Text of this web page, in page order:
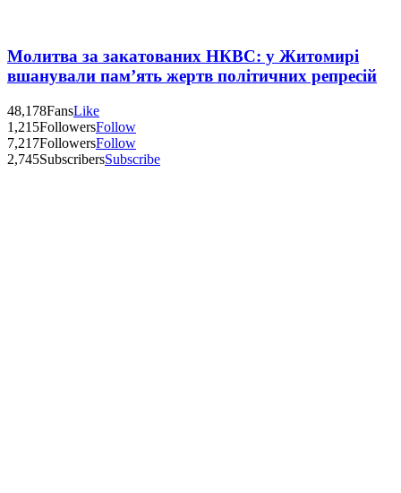
Молитва за закатованих НКВС: у Житомирі
вшанували пам’ять жертв політичних репресій
48,178FansLike
1,215FollowersFollow
7,217FollowersFollow
2,745SubscribersSubscribe